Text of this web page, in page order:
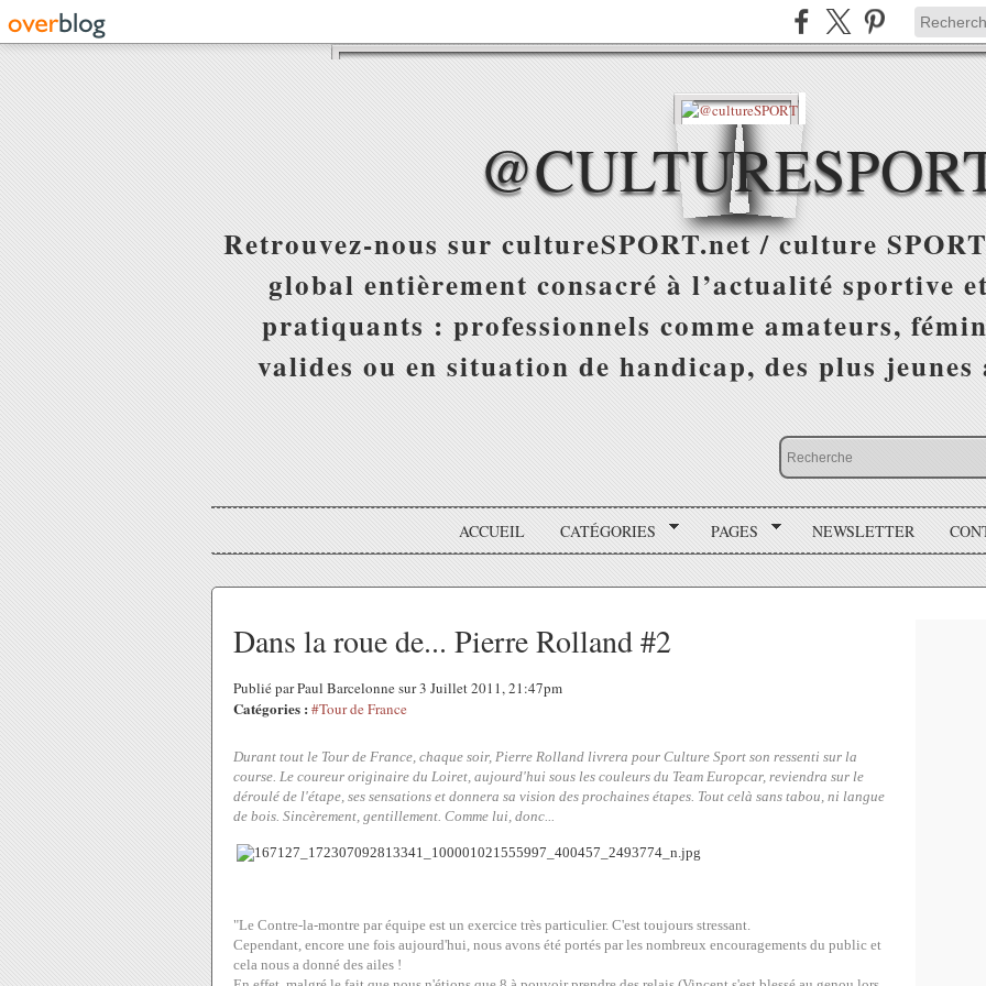
Retrouvez-nous sur cultureSPORT.net / culture
global entièrement consacré à l’actualité sportive
pratiquants : professionnels comme amateurs,
valides ou en situation de handicap, des plus
ACCUEIL CATÉGORIES PAGES NEWSLETTER
Dans la roue de... Pierre Rolland #2
Publié par Paul Barcelonne sur 3 Juillet 2011, 21:47pm
Catégories : #Tour de France
Durant tout le Tour de France, chaque soir, Pierre Rolland livrera pour Culture Sport son ressenti sur la
course. Le coureur originaire du Loiret, aujourd'hui sous les couleurs du Team Europcar, reviendra sur le
déroulé de l'étape, ses sensations et donnera sa vision des prochaines étapes. Tout celà sans tabou, ni langue
de bois. Sincèrement, gentillement. Comme lui, donc...
"Le Contre-la-montre par équipe est un exercice très particulier. C'est toujours stressant.
Cependant, encore une fois aujourd'hui, nous avons été portés par les nombreux encouragements du public et
cela nous a donné des ailes !